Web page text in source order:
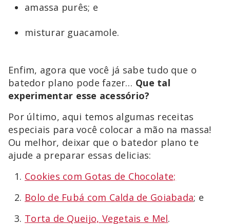
amassa purês; e
misturar guacamole.
Enfim, agora que você já sabe tudo que o
batedor plano pode fazer… Que tal
experimentar esse acessório?
Por último, aqui temos algumas receitas
especiais para você colocar a mão na massa!
Ou melhor, deixar que o batedor plano te
ajude a preparar essas delicias:
Cookies com Gotas de Chocolate;
Bolo de Fubá com Calda de Goiabada; e
Torta de Queijo, Vegetais e Mel.